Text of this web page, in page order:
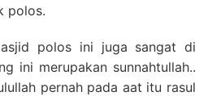
polos.
polos ini juga sangat di
ini merupakan sunnahtullah..
pernah pada aat itu rasul